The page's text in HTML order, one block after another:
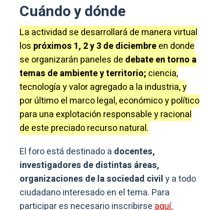
Cuándo y dónde
La actividad se desarrollará de manera virtual
los próximos 1, 2 y 3 de diciembreen donde
se organizarán paneles de debate en torno a
temas de ambiente y territorio; ciencia,
tecnología y valor agregado a la industria, y
por último el marco legal, económico y político
para una explotación responsable y racional
de este preciado recurso natural.
El foro está destinado a docentes,
investigadores de distintas áreas,
organizaciones de la sociedad civily a todo
ciudadano interesado en el tema. Para
participar es necesario inscribirseaquí.